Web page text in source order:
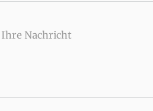
Ihre Nachricht